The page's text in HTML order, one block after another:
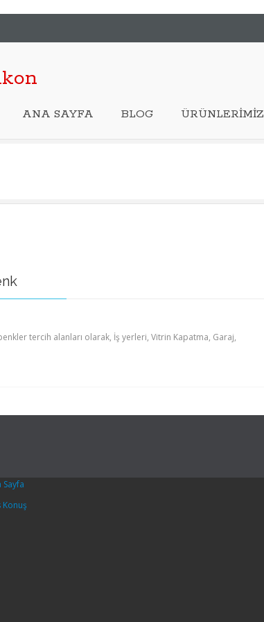
ANA SAYFA BLOG ÜRÜNLERIMIZ
tercih alanları olarak, İş yerleri, Vitrin Kapatma, Garaj,
Sayfa
Konuş